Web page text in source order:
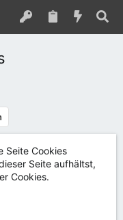
Seite Cookies
Seite aufhältst,
Cookies.